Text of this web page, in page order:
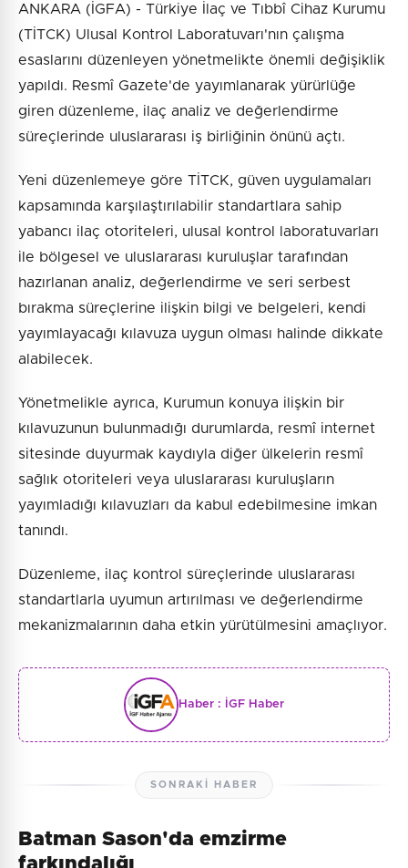
ANKARA (İGFA) - Türkiye İlaç ve Tıbbî Cihaz Kurumu
(TİTCK) Ulusal Kontrol Laboratuvarı'nın çalışma
esaslarını düzenleyen yönetmelikte önemli değişiklik
yapıldı. Resmî Gazete'de yayımlanarak yürürlüğe
giren düzenleme, ilaç analiz ve değerlendirme
süreçlerinde uluslararası iş birliğinin önünü açtı.
Yeni düzenlemeye göre TİTCK, güven uygulamaları
kapsamında karşılaştırılabilir standartlara sahip
yabancı ilaç otoriteleri, ulusal kontrol laboratuvarları
ile bölgesel ve uluslararası kuruluşlar tarafından
hazırlanan analiz, değerlendirme ve seri serbest
bırakma süreçlerine ilişkin bilgi ve belgeleri, kendi
yayımlayacağı kılavuza uygun olması halinde dikkate
alabilecek.
Yönetmelikle ayrıca, Kurumun konuya ilişkin bir
kılavuzunun bulunmadığı durumlarda, resmî internet
sitesinde duyurmak kaydıyla diğer ülkelerin resmî
sağlık otoriteleri veya uluslararası kuruluşların
yayımladığı kılavuzları da kabul edebilmesine imkan
tanındı.
Düzenleme, ilaç kontrol süreçlerinde uluslararası
standartlarla uyumun artırılması ve değerlendirme
mekanizmalarının daha etkin yürütülmesini amaçlıyor.
Haber : İGF Haber
SONRAKI HABER
Batman Sason'da emzirme